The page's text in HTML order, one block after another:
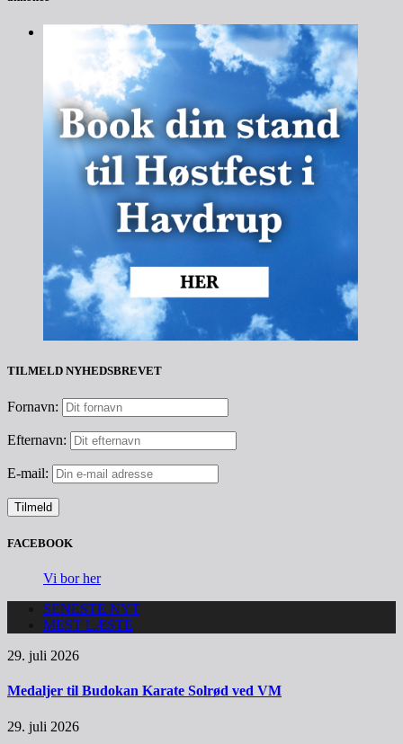
TILMELD NYHEDSBREVET
Fornavn:
Efternavn:
E-mail:
FACEBOOK
Vi bor her
SENESTE NYT
MEST LÆSTE
29. juli 2026
Medaljer til Budokan Karate Solrød ved VM
29. juli 2026